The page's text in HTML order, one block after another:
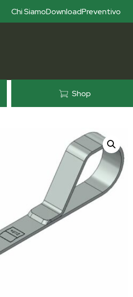
Preventivo
Download
Chi Siamo
Shop